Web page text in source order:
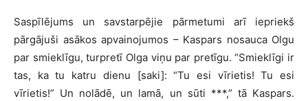
Saspīlējums un savstarpējie pārmetumi arī iepriekš
pārgājuši asākos apvainojumos – Kaspars nosauca Olgu
par smieklīgu, turpretī Olga viņu par pretīgu. “Smieklīgi ir
tas, ka tu katru dienu [saki]: “Tu esi vīrietis! Tu esi
vīrietis!” Un nolādē, un lamā, un sūti ***,” tā Kaspars.